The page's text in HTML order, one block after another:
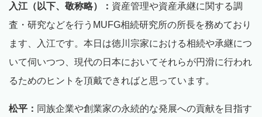
入江（以下、敬称略）： 資産管理や資産承継に関する調
査・研究などを行うMUFG相続研究所の所長を務めており
ます、入江です。本日は徳川宗家における相続や承継につ
いて伺いつつ、現代の日本においてそれらが円滑に行われ
るためのヒントを頂戴できればと思っています。
松平： 同族企業や創業家の永続的な発展への貢献を目指す